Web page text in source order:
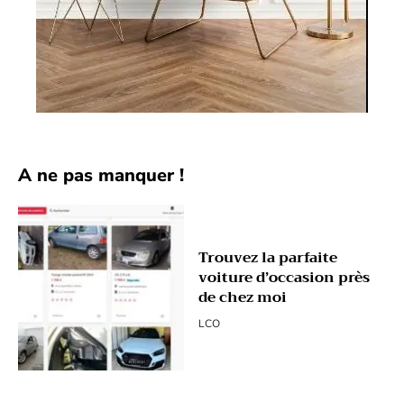
A ne pas manquer !
Trouvez la parfaite
voiture d’occasion près
de chez moi
LCO